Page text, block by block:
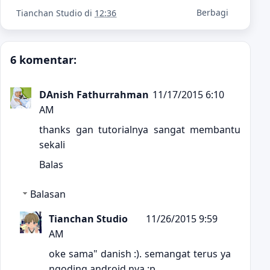
Tianchan Studio di 12:36 Berbagi
6 komentar:
DAnish Fathurrahman 11/17/2015 6:10
AM
thanks gan tutorialnya sangat membantu
sekali
Balas
Balasan
Tianchan Studio
11/26/2015 9:59
AM
oke sama" danish :). semangat terus ya